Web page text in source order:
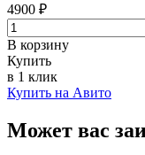
4900 ₽
В корзину
Купить
в 1 клик
Купить на Авито
Может вас